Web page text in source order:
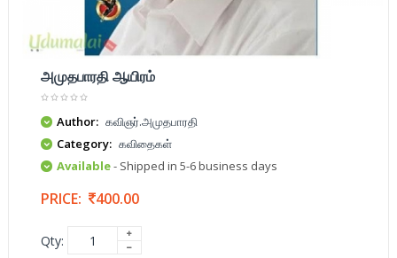
அமுதபாரதி ஆயிரம்
Author: கவிஞர்.அமுதபாரதி
Category: கவிதைகள்
Available- Shipped in 5-6 business days
PRICE: 400.00
Qty: